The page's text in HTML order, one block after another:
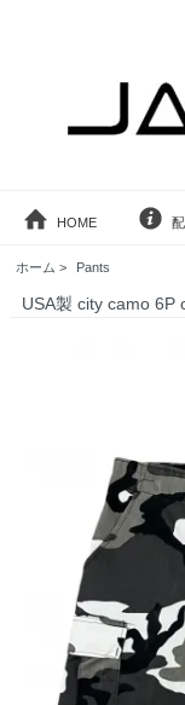
HOME
ホーム > Pants
USA製 city camo 6P